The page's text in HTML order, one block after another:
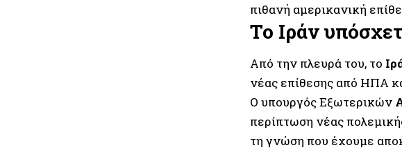
πιθανή αμερικανική
Το Ιράν
Από την πλευρά του, το
νέας επίθεσης από ΗΠΑ
Ο υπουργός Εξωτερικών
περίπτωση νέας
τη γνώση που έχουμε